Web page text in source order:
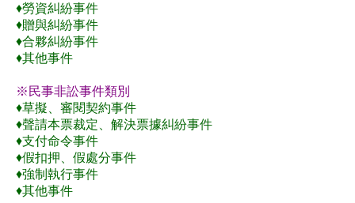
♦勞資糾紛事件
♦贈與糾紛事件
♦合夥糾紛事件
♦其他事件
※民事非訟事件類別
♦草擬、審閱契約事件
♦聲請本票裁定、解決票據糾紛事件
♦支付命令事件
♦假扣押、假處分事件
♦強制執行事件
♦其他事件